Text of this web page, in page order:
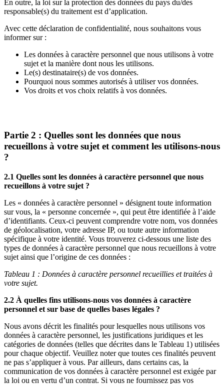
En outre, la loi sur la protection des données du pays du/des
responsable(s) du traitement est d’application.
Avec cette déclaration de confidentialité, nous souhaitons vous
informer sur :
Les données à caractère personnel que nous utilisons à votre
sujet et la manière dont nous les utilisons.
Le(s) destinataire(s) de vos données.
Pourquoi nous sommes autorisés à utiliser vos données.
Vos droits et vos choix relatifs à vos données.
Partie 2 : Quelles sont les données que nous
recueillons à votre sujet et comment les utilisons-nous
?
2.1 Quelles sont les données à caractère personnel que nous
recueillons à votre sujet ?
Les « données à caractère personnel » désignent toute information
sur vous, la « personne concernée », qui peut être identifiée à l’aide
d’identifiants. Ceux-ci peuvent comprendre votre nom, vos données
de géolocalisation, votre adresse IP, ou toute autre information
spécifique à votre identité. Vous trouverez ci-dessous une liste des
types de données à caractère personnel que nous recueillons à votre
sujet ainsi que l’origine de ces données :
Tableau 1 : Données à caractère personnel recueillies et traitées à
votre sujet.
2.2 À quelles fins utilisons-nous vos données à caractère
personnel et sur base de quelles bases légales ?
Nous avons décrit les finalités pour lesquelles nous utilisons vos
données à caractère personnel, les justifications juridiques et les
catégories de données (telles que décrites dans le Tableau 1) utilisées
pour chaque objectif. Veuillez noter que toutes ces finalités peuvent
ne pas s’appliquer à vous. Par ailleurs, dans certains cas, la
communication de vos données à caractère personnel est exigée par
la loi ou en vertu d’un contrat. Si vous ne fournissez pas vos